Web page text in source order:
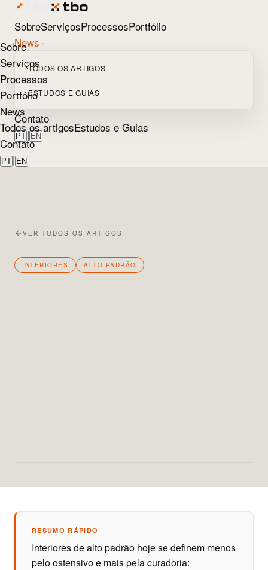
SobreServiçosProcessosPortfólio
News
TODOS OS ARTIGOS
ESTUDOS E GUIAS
Contato
PT | EN
Sobre
Serviços
Processos
Portfólio
News
Todos os artigosEstudos e Guias
Contato
PT | EN
VER TODOS OS ARTIGOS
INTERIORES ALTO PADRÃO
RESUMO RÁPIDO
Interiores de alto padrão hoje se definem menos
pelo ostensivo e mais pela curadoria: